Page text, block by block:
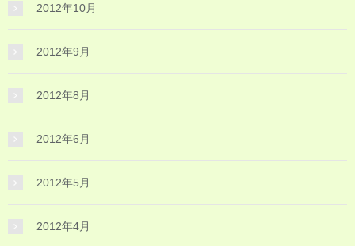
2012年10月
2012年9月
2012年8月
2012年6月
2012年5月
2012年4月